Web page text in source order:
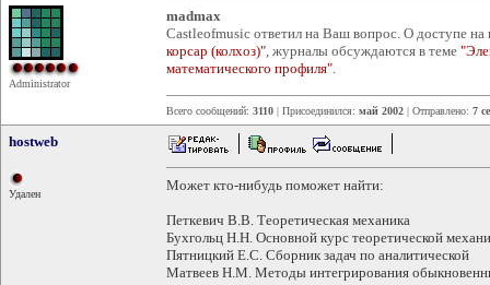
Administrator
madmax
Castleofmusic ответил на Ваш вопрос. О доступе на
корсар (колхоз)", журналы обсуждаются в теме
математического профиля".
Всего сообщений: 3110 | Присоединился: май 2002 | Отправлено: 7
hostweb
Удален
Может кто-нибудь поможет найти:
Петкевич В.В. Теоретическая механика
Бухгольц Н.Н. Основной курс теоретической
Пятницкий Е.С. Сборник задач по аналитической
Матвеев Н.М. Методы интегрирования